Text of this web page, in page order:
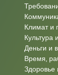
Климат и
Культура
Деньги и
Время,
Здоровье